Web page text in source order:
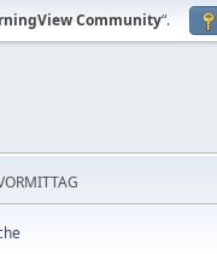
Community“.